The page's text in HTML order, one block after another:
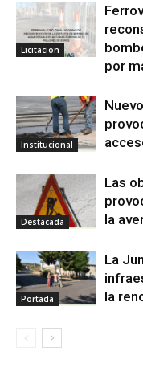
Licitacion
por
Institucional
Destacada
Las
la
Portada
La
la